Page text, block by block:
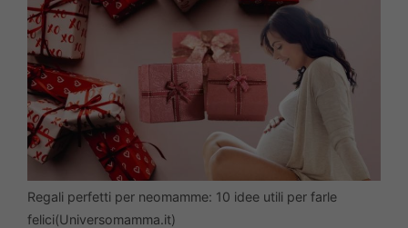
Regali perfetti per neomamme: 10 idee utili per farle
felici(Universomamma.it)